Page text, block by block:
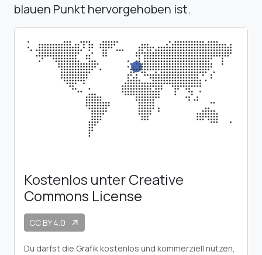
blauen Punkt hervorgehoben ist.
Kostenlos unter Creative
Commons License
CC BY 4.0 arrow_outward
Du darfst die Grafik kostenlos und kommerziell nutzen,